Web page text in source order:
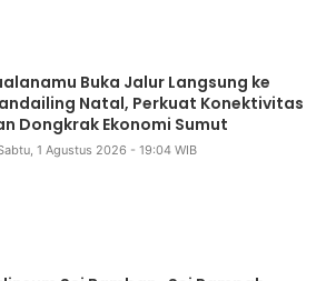
Buka Jalur Langsung ke
Natal, Perkuat Konektivitas
Dongkrak Ekonomi Sumut
1 Agustus 2026 - 19:04 WIB